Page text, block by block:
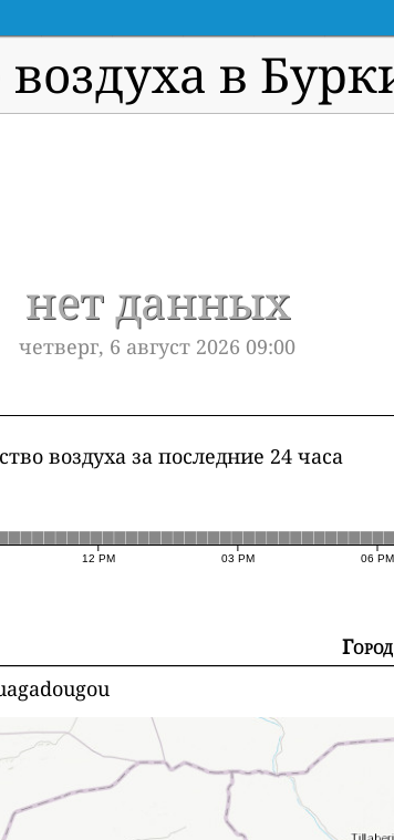
в
нет данных
четверг, 6 август 2026 09:00
воздуха за последние 24 часа
12 PM 03 PM 06 PM
Город